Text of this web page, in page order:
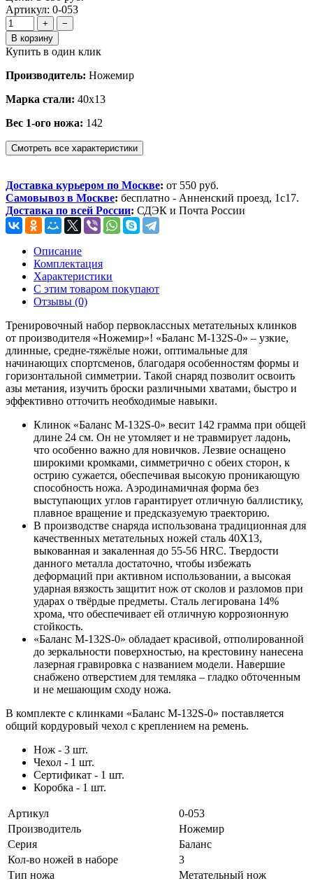
Артикул: 0-053
+
−
В корзину
Купить в один клик
Производитель: Ножемир
Марка стали: 40x13
Вес 1-ого ножа: 142
Смотреть все характеристики
Доставка курьером по Москве: от 550 руб.
Самовывоз в Москве: бесплатно - Анненский проезд, 1с17.
Доставка по всей России: СДЭК и Почта России
Описание
Комплектация
Характеристики
С этим товаром покупают
Отзывы (0)
Тренировочный набор первоклассных метательных клинков
от производителя «Ножемир»! «Баланс M-132S-0» – узкие,
длинные, средне-тяжёлые ножи, оптимальные для
начинающих спортсменов, благодаря особенностям формы и
горизонтальной симметрии. Такой снаряд позволит освоить
азы метания, изучить броски различными хватами, быстро и
эффективно отточить необходимые навыки.
Клинок «Баланс M-132S-0» весит 142 грамма при общей
длине 24 см. Он не утомляет и не травмирует ладонь,
что особенно важно для новичков. Лезвие оснащено
широкими кромками, симметрично с обеих сторон, к
острию сужается, обеспечивая высокую проникающую
способность ножа. Аэродинамичная форма без
выступающих углов гарантирует отличную баллистику,
плавное вращение и предсказуемую траекторию.
В производстве снаряда использована традиционная для
качественных метательных ножей сталь 40Х13,
выкованная и закаленная до 55-56 HRC. Твердости
данного металла достаточно, чтобы избежать
деформаций при активном использовании, а высокая
ударная вязкость защитит нож от сколов и разломов при
ударах о твёрдые предметы. Сталь легирована 14%
хрома, что обеспечивает ей отличную коррозионную
стойкость.
«Баланс M-132S-0» обладает красивой, отполированной
до зеркальности поверхностью, на крестовину нанесена
лазерная гравировка с названием модели. Навершие
снабжено отверстием для темляка – гладко обточенным
и не мешающим сходу ножа.
В комплекте с клинками «Баланс M-132S-0» поставляется
общий кордуровый чехол с креплением на ремень.
Нож - 3 шт.
Чехол - 1 шт.
Сертификат - 1 шт.
Коробка - 1 шт.
Артикул
0-053
Производитель
Ножемир
Серия
Баланс
Кол-во ножей в наборе
3
Тип ножа
Метательный нож